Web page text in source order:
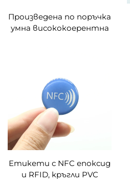
Произведена по поръчка
умна висококоерентна
Етикети с NFC епоксид
и RFID, кръгли PVC